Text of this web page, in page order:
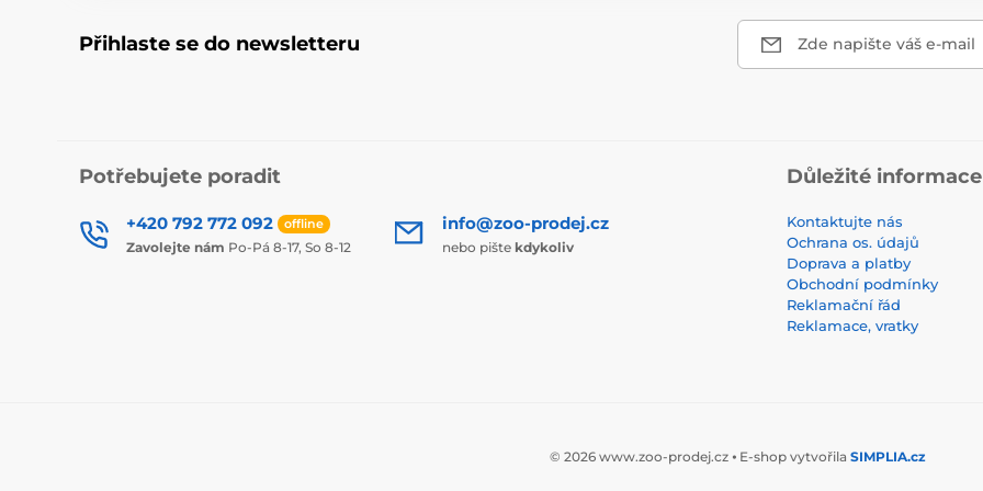
Přihlaste se do newsletteru Zde napište váš e-mail
Potřebujete poradit
+420 792 772 092 offline
Zavolejte nám Po-Pá 8-17, So 8-12
info@zoo-prodej.cz
nebo pište kdykoliv
Důležité informace
Kontaktujte nás
Ochrana os. údajů
Doprava a platby
Obchodní podmínky
Reklamační řád
Reklamace, vratky
© 2026 www.zoo-prodej.cz ⦁ E-shop vytvořila SIMPLIA.cz